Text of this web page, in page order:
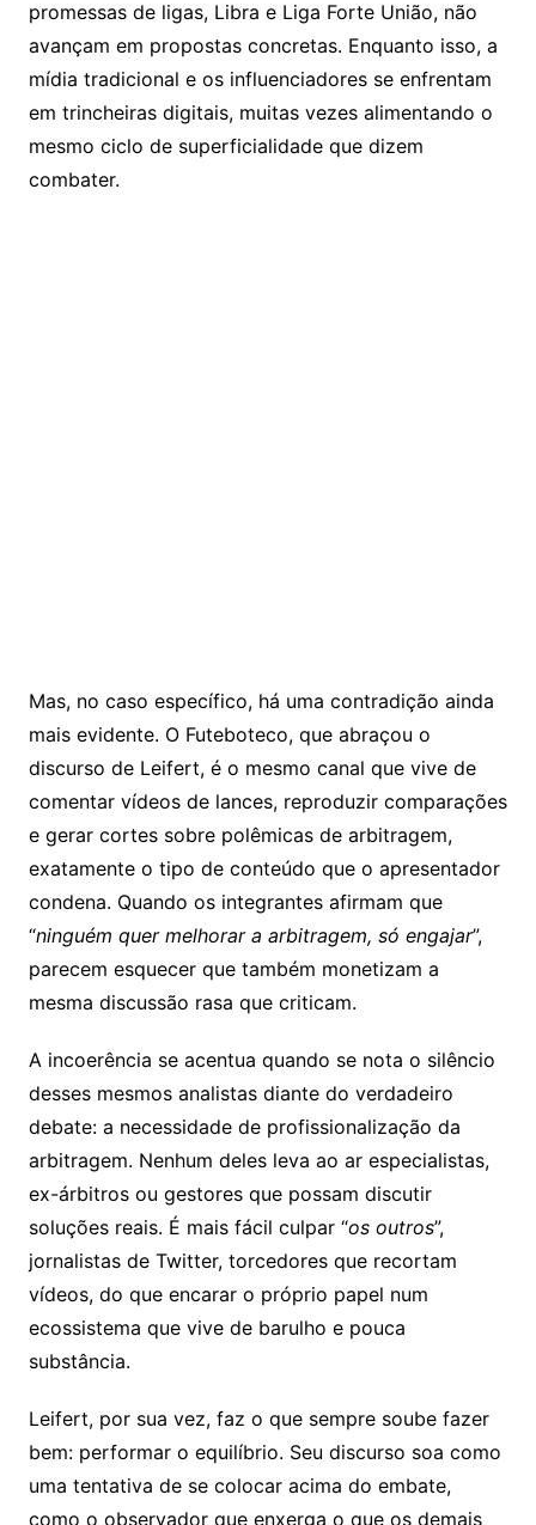
promessas de ligas, Libra e Liga Forte União, não
avançam em propostas concretas. Enquanto isso, a
mídia tradicional e os influenciadores se enfrentam
em trincheiras digitais, muitas vezes alimentando o
mesmo ciclo de superficialidade que dizem
combater.
Mas, no caso específico, há uma contradição ainda
mais evidente. O Futeboteco, que abraçou o
discurso de Leifert, é o mesmo canal que vive de
comentar vídeos de lances, reproduzir comparações
e gerar cortes sobre polêmicas de arbitragem,
exatamente o tipo de conteúdo que o apresentador
condena. Quando os integrantes afirmam que
“ninguém quer melhorar a arbitragem, só engajar”,
parecem esquecer que também monetizam a
mesma discussão rasa que criticam.
A incoerência se acentua quando se nota o silêncio
desses mesmos analistas diante do verdadeiro
debate: a necessidade de profissionalização da
arbitragem. Nenhum deles leva ao ar especialistas,
ex-árbitros ou gestores que possam discutir
soluções reais. É mais fácil culpar “os outros”,
jornalistas de Twitter, torcedores que recortam
vídeos, do que encarar o próprio papel num
ecossistema que vive de barulho e pouca
substância.
Leifert, por sua vez, faz o que sempre soube fazer
bem: performar o equilíbrio. Seu discurso soa como
uma tentativa de se colocar acima do embate,
como o observador que enxerga o que os demais